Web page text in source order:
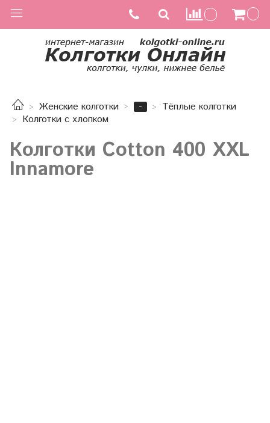
Женские колготки -
Тёплые колготки
Колготки с хлопком
Колготки Cotton 400 XXL
Innamore